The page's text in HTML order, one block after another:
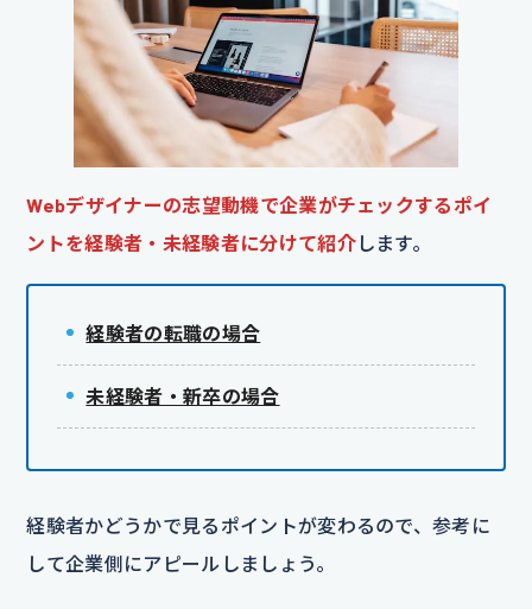
Webデザイナーの志望動機で企業がチェックするポイ
ントを経験者・未経験者に分けて紹介します。
経験者の転職の場合
未経験者・新卒の場合
経験者かどうかで見るポイントが変わるので、参考に
して企業側にアピールしましょう。